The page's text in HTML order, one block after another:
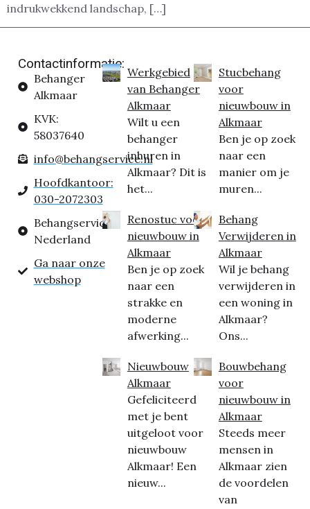
indrukwekkend landschap, […]
Contactinformatie:
Behanger
Alkmaar
KVK:
58037640
info@behangservice.nl
Hoofdkantoor:
030-2072303
Behangservice
Nederland
Ga naar onze
webshop
Werkgebied
van Behanger
Alkmaar
Wilt u een
behanger
inhuren in
Alkmaar? Dit is
het...
Renostuc voor
nieuwbouw in
Alkmaar
Ben je op zoek
naar een
strakke en
moderne
afwerking...
Nieuwbouw
Alkmaar
Gefeliciteerd
met je bent
uitgeloot voor
nieuwbouw
Alkmaar! Een
nieuw...
Stucbehang
voor
nieuwbouw in
Alkmaar
Ben je op zoek
naar een
manier om je
muren...
Behang
Verwijderen in
Alkmaar
Wil je behang
verwijderen in
een woning in
Alkmaar?
Ons...
Bouwbehang
voor
nieuwbouw in
Alkmaar
Steeds meer
mensen in
Alkmaar zien
de voordelen
van